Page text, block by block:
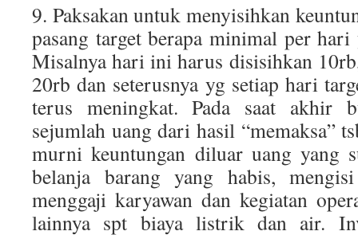
9. Paksakan untuk menyisihkan
pasang target berapa minimal per
Misalnya hari ini harus disisihkan
20rb dan seterusnya yg setiap hari
terus meningkat. Pada saat akhir
sejumlah uang dari hasil “memaksa”
murni keuntungan diluar uang yang
belanja barang yang habis,
menggaji karyawan dan kegiatan
lainnya spt biaya listrik dan air.